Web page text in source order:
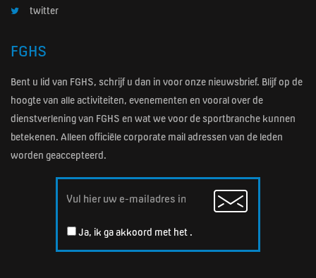
twitter
FGHS
Bent u lid van FGHS, schrijf u dan in voor onze nieuwsbrief. Blijf op de
hoogte van alle activiteiten, evenementen en vooral over de
dienstverlening van FGHS en wat we voor de sportbranche kunnen
betekenen. Alleen officiële corporate mail adressen van de leden
worden geaccepteerd.
Email
Ja, ik ga akkoord met het .